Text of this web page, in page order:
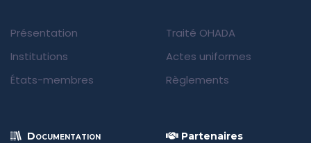
Présentation
Institutions
États-membres
Traité OHADA
Actes uniformes
Règlements
Documentation Partenaires